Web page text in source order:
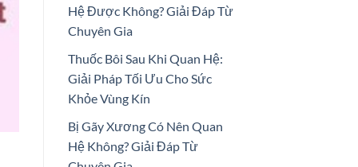
Hệ Được Không? Giải Đáp Từ
Chuyên Gia
Thuốc Bôi Sau Khi Quan Hệ:
Giải Pháp Tối Ưu Cho Sức
Khỏe Vùng Kín
Bị Gãy Xương Có Nên Quan
Hệ Không? Giải Đáp Từ